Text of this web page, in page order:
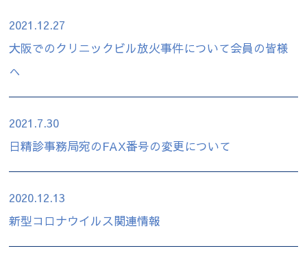
2021.12.27
大阪でのクリニックビル放火事件について会員の皆様
へ
2021.7.30
日精診事務局宛のFAX番号の変更について
2020.12.13
新型コロナウイルス関連情報